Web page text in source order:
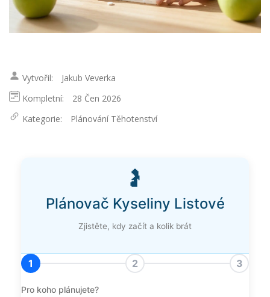
Vytvořil:
Jakub Veverka
Kompletní:
28 Čen 2026
Kategorie:
Plánování Těhotenství
plánování
těhotenství
kyseliny
listové
🤰
Plánovač Kyseliny Listové
Zjistěte, kdy začít a kolik brát
1 2 3
Pro koho plánujete?